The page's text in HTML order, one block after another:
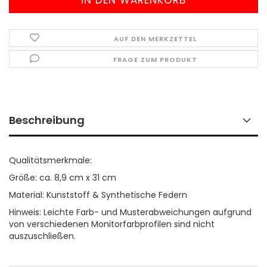
AUF DEN MERKZETTEL
FRAGE ZUM PRODUKT
Beschreibung
Qualitätsmerkmale:
Größe: ca. 8,9 cm x 31 cm
Material: Kunststoff & Synthetische Federn
Hinweis: Leichte Farb- und Musterabweichungen aufgrund
von verschiedenen Monitorfarbprofilen sind nicht
auszuschließen.